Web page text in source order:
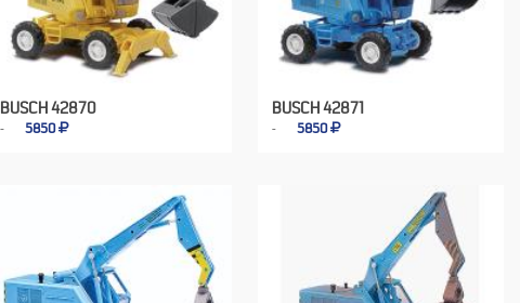
BUSCH 42870
5850
BUSCH 42871
5850